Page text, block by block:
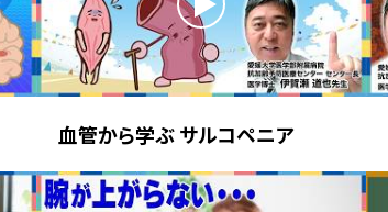
血管から学ぶ サルコペニア